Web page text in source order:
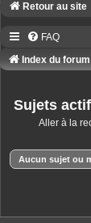
Retour au site
FAQ
Index du forum
Sujets
Aller à la
Aucun sujet ou